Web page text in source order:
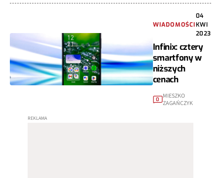
WIADOMOŚCI
04
KWI
2023
Infinix: cztery
smartfony w
niższych
cenach
0 MIESZKO
ZAGAŃCZYK